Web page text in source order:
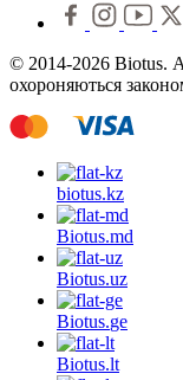
© 2014-2026 Biotus.
охороняються
biotus.kz
Biotus.md
Biotus.uz
Biotus.ge
Biotus.lt